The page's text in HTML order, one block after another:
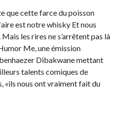
que cette farce du poisson
est notre whisky Et nous
les rires ne s’arrêtent pas là
Me, une émission
Dibakwane mettant
talents comiques de
«ils nous ont vraiment fait du